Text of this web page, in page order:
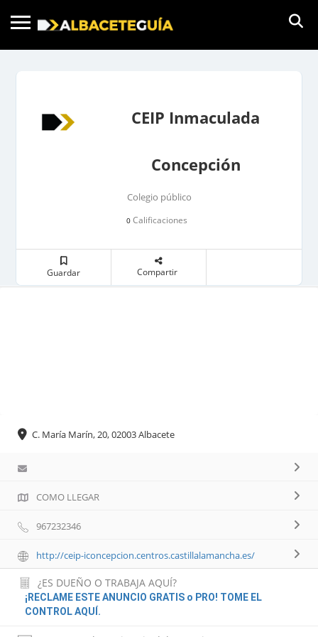
CEIP Inmaculada
Concepción
Colegio público
0 Calificaciones
Guardar Compartir
C. María Marín, 20, 02003 Albacete
COMO LLEGAR
967232346
http://ceip-iconcepcion.centros.castillalamancha.es/
¿ES DUEÑO O TRABAJA AQUÍ?
¡RECLAME ESTE ANUNCIO GRATIS o PRO! TOME EL
CONTROL AQUÍ.